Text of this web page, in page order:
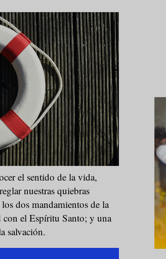
el sentido de la vida,
nuestras quiebras
dos mandamientos de la
con el Espíritu Santo; y una
salvación.